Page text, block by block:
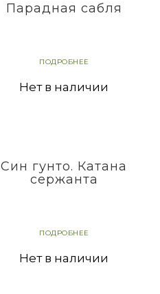
Парадная сабля
ПОДРОБНЕЕ
Нет в наличии
Син гунто. Катана
сержанта
ПОДРОБНЕЕ
Нет в наличии